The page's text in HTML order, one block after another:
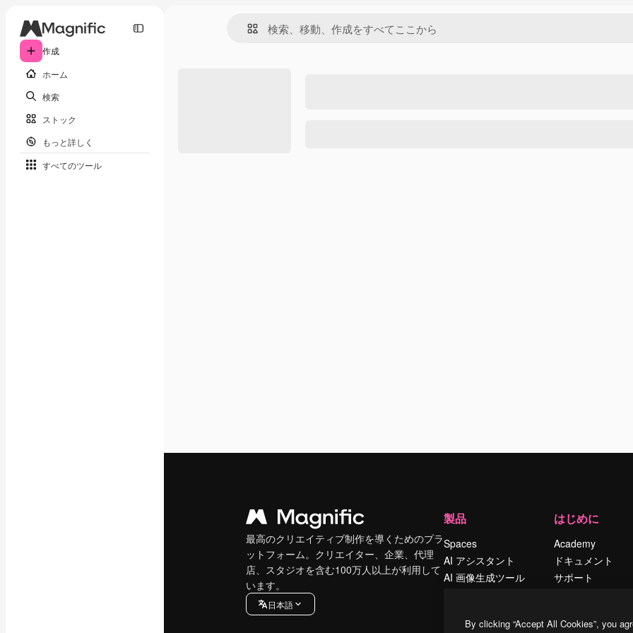
作成
ホーム
検索
ストック
もっと詳しく
すべてのツール
最高のクリエイティブ制作を導くためのプラ
ットフォーム。クリエイター、企業、代理
店、スタジオを含む100万人以上が利用して
います。
日本語
製品
Spaces
AI アシスタント
AI 画像生成ツール
ストックコンテン
はじめに
Academy
ドキュメント
サポート
シー
By clicking “Accept All Cookies”, you